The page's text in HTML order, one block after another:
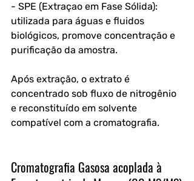
- SPE (Extraçao em Fase Sólida):
utilizada para águas e fluidos
biológicos, promove concentração e
purificação da amostra.
Após extração, o extrato é
concentrado sob fluxo de nitrogênio
e reconstituído em solvente
compatível com a cromatografia.
Cromatografia Gasosa acoplada à